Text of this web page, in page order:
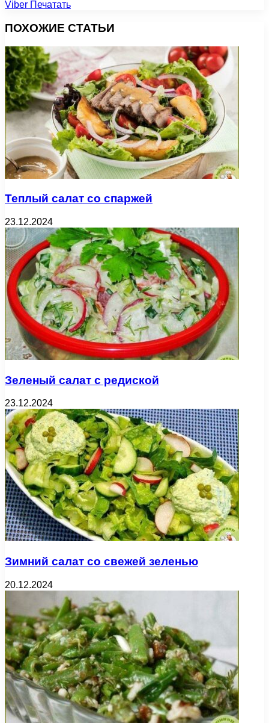
Viber Печатать
ПОХОЖИЕ СТАТЬИ
Теплый салат со спаржей
23.12.2024
Зеленый салат с редиской
23.12.2024
Зимний салат со свежей зеленью
20.12.2024